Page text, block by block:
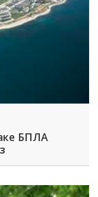
БПЛА